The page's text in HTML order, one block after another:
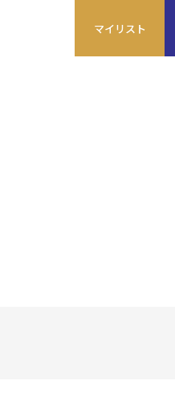
マイリスト